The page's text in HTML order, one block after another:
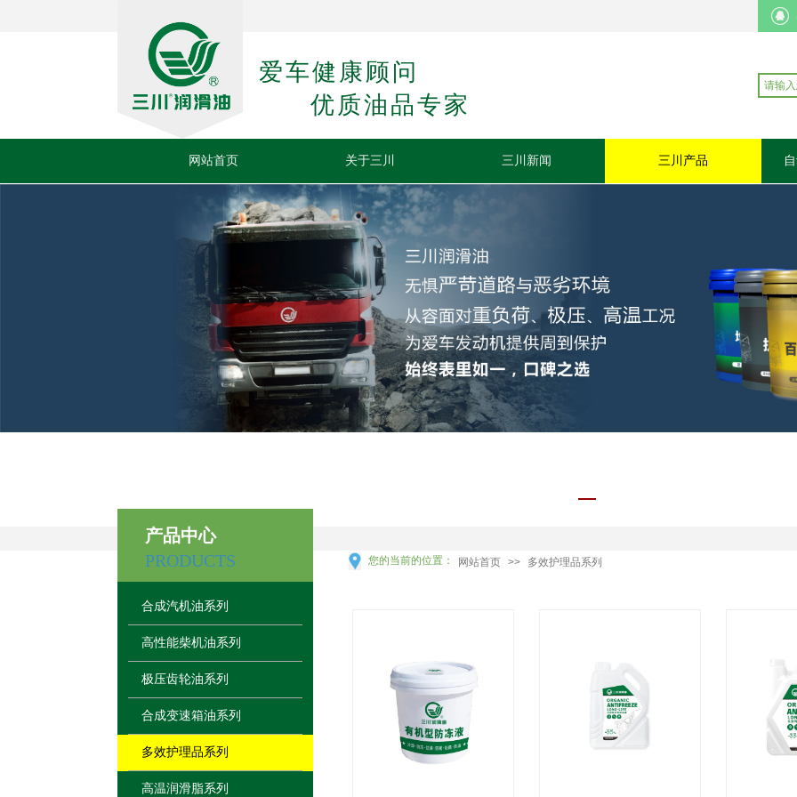
爱车健康顾问
优质油品专家
网站首页 关于三川 三川新闻 三川产品
产品中心
PRODUCTS
您的当前的位置： 网站首页 >> 多效护理品系列
合成汽机油系列
高性能柴机油系列
极压齿轮油系列
合成变速箱油系列
多效护理品系列
高温润滑脂系列